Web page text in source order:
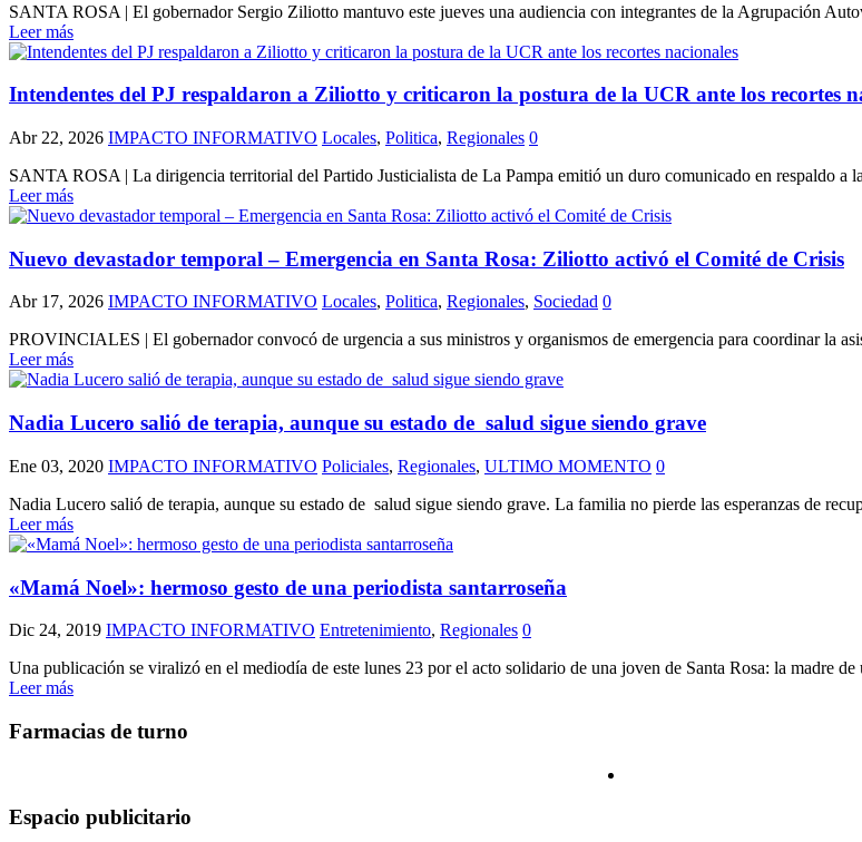
SANTA ROSA | El gobernador Sergio Ziliotto mantuvo este jueves una audiencia con integrantes de la Agrupación
Leer más
Intendentes del PJ respaldaron a Ziliotto y criticaron la postura de la UCR ante los recortes
Abr 22, 2026 IMPACTO INFORMATIVO Locales, Politica, Regionales 0
SANTA ROSA | La dirigencia territorial del Partido Justicialista de La Pampa emitió un duro comunicado en respaldo a
Leer más
Nuevo devastador temporal – Emergencia en Santa Rosa: Ziliotto activó el Comité de Crisis
Abr 17, 2026 IMPACTO INFORMATIVO Locales, Politica, Regionales, Sociedad 0
PROVINCIALES | El gobernador convocó de urgencia a sus ministros y organismos de emergencia para coordinar la
Leer más
Nadia Lucero salió de terapia, aunque su estado de salud sigue siendo grave
Ene 03, 2020 IMPACTO INFORMATIVO Policiales, Regionales, ULTIMO MOMENTO 0
Nadia Lucero salió de terapia, aunque su estado de salud sigue siendo grave. La familia no pierde las esperanzas de
Leer más
«Mamá Noel»: hermoso gesto de una periodista santarroseña
Dic 24, 2019 IMPACTO INFORMATIVO Entretenimiento, Regionales 0
Una publicación se viralizó en el mediodía de este lunes 23 por el acto solidario de una joven de Santa Rosa: la madre
Leer más
Farmacias de turno
Espacio publicitario